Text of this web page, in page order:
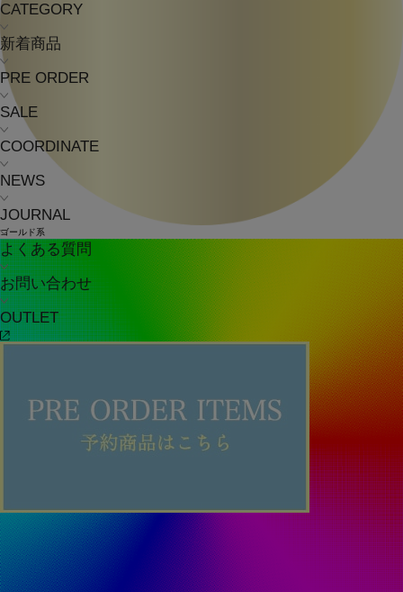
CATEGORY
新着商品
PRE ORDER
SALE
COORDINATE
NEWS
JOURNAL
よくある質問
お問い合わせ
OUTLET
ゴールド系